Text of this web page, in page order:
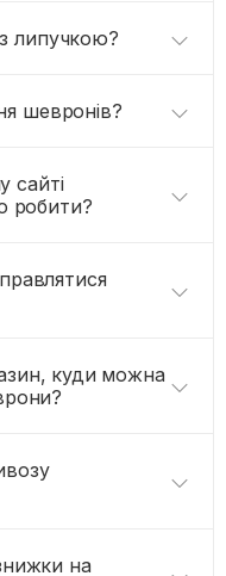
липучкою?
шевронів?
сайті
робити?
куди можна
на